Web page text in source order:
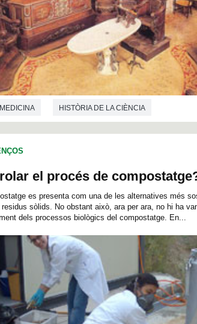
MEDICINA HISTÒRIA DE LA CIÈNCIA
el procés de
es presenta com una de les alternatives més
sòlids. No obstant això, ara per ara, no hi ha
dels processos biològics del compostatge. En...